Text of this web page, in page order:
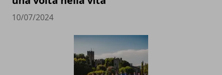
10/07/2024